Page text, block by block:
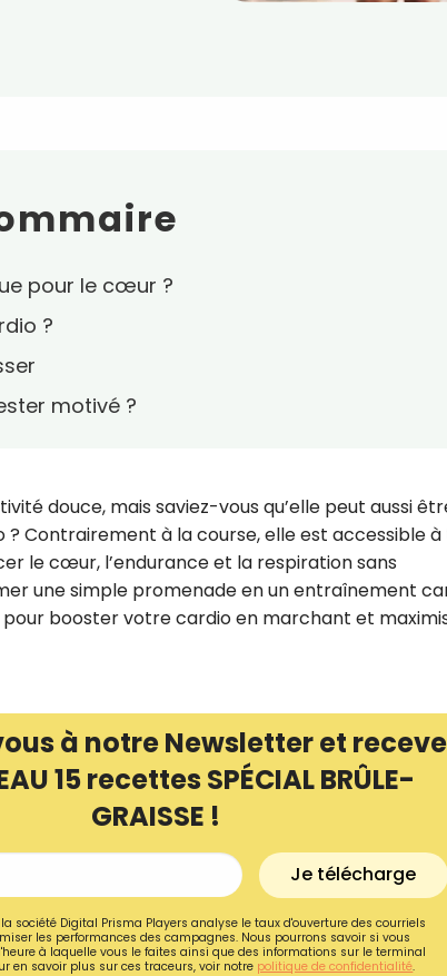
pour le cœur ?
?
motivé ?
douce, mais saviez-vous qu’elle peut aussi
Contrairement à la course, elle est accessible à
le cœur, l’endurance et la respiration sans
une simple promenade en un entraînement
booster votre cardio en marchant et
à notre Newsletter et
15 recettes SPÉCIAL BRÛLE-
GRAISSE !
Je télécharge
société Digital Prisma Players analyse le taux d'ouverture des courriels
les performances des campagnes. Nous pourrons savoir si vous
à laquelle vous le faites ainsi que des informations sur le terminal
en savoir plus sur ces traceurs, voir notre politique de confidentialité.